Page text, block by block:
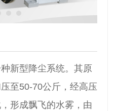
新型降尘系统。其原
至50-70公斤，经高压
形成飘飞的水雾，由